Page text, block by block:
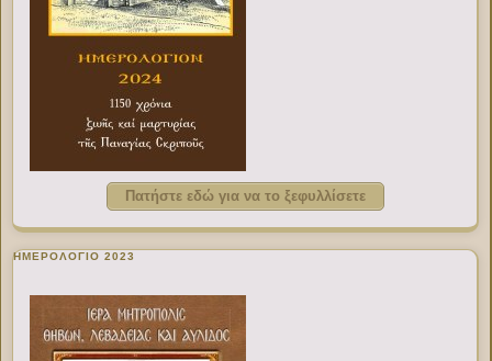
Πατήστε εδώ για να το ξεφυλλίσετε
ΗΜΕΡΟΛΟΓΙΟ 2023